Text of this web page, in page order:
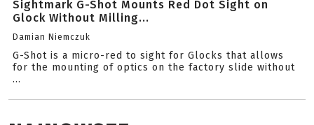
Sightmark G-Shot Mounts Red Dot Sight on
Glock Without Milling...
Damian Niemczuk
G-Shot is a micro-red to sight for Glocks that allows
for the mounting of optics on the factory slide without
...